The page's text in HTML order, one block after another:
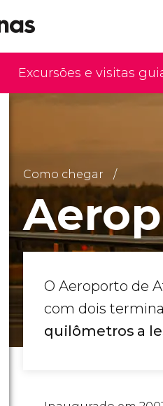
Excursões e visitas
Como chegar
O Aeroporto de
com dois
quilômetros a